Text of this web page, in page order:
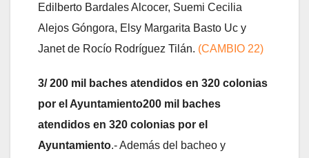
Edilberto Bardales Alcocer, Suemi Cecilia
Alejos Góngora, Elsy Margarita Basto Uc y
Janet de Rocío Rodríguez Tilán. (CAMBIO 22)
3/ 200 mil baches atendidos en 320 colonias
por el Ayuntamiento200 mil baches
atendidos en 320 colonias por el
Ayuntamiento.- Además del bacheo y